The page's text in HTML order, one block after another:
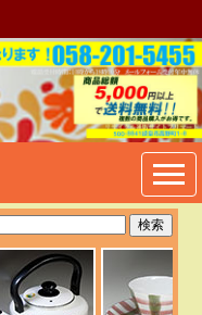
食器生活雑
マート